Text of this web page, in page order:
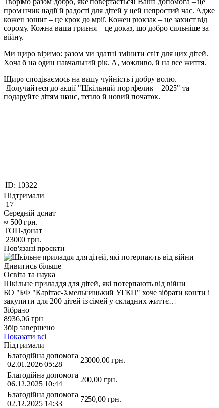
промінчик надії й радості для дітей у цей непростий час. Адже
кожен зошит – це крок до мрії. Кожен рюкзак – це захист від
сорому. Кожна ваша гривня – це доказ, що добро сильніше за
війну.
Ми щиро віримо: разом ми здатні змінити світ для цих дітей.
Хоча б на один навчальний рік. А, можливо, й на все життя.
Щиро сподіваємось на вашу чуйність і добру волю.
Долучайтеся до акції "Шкільний портфелик – 2025" та
подаруйте дітям шанс, тепло й новий початок.
ID: 10322
Підтримали
17
Середній донат
≈ 500 грн.
ТОП-донат
23000 грн.
Пов'язані проєкти
Дивитись більше
Освіта та наука
Шкільне приладдя для дітей, які потерпають від війни
БО "БФ "Карітас-Хмельницький УГКЦ" хоче зібрати кошти і
закупити для 200 дітей із сімей у складних життє…
Зібрано
8936,06 грн.
Збір завершено
Показати всі
Підтримали
Благодійна допомога
02.01.2026 05:28
23000,00 грн.
Благодійна допомога
06.12.2025 10:44
200,00 грн.
Благодійна допомога
02.12.2025 14:33
7250,00 грн.